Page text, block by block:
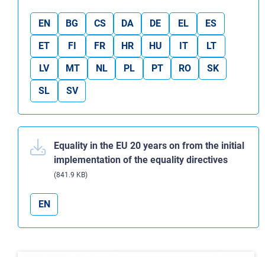
EN BG CS DA DE EL
ES
ET
FI FR HR HU IT
LT
LV
MT NL PL PT RO
SK
SL
SV
Equality in the EU 20 years on from the initial
implementation of the equality directives
(841.9 KB)
EN